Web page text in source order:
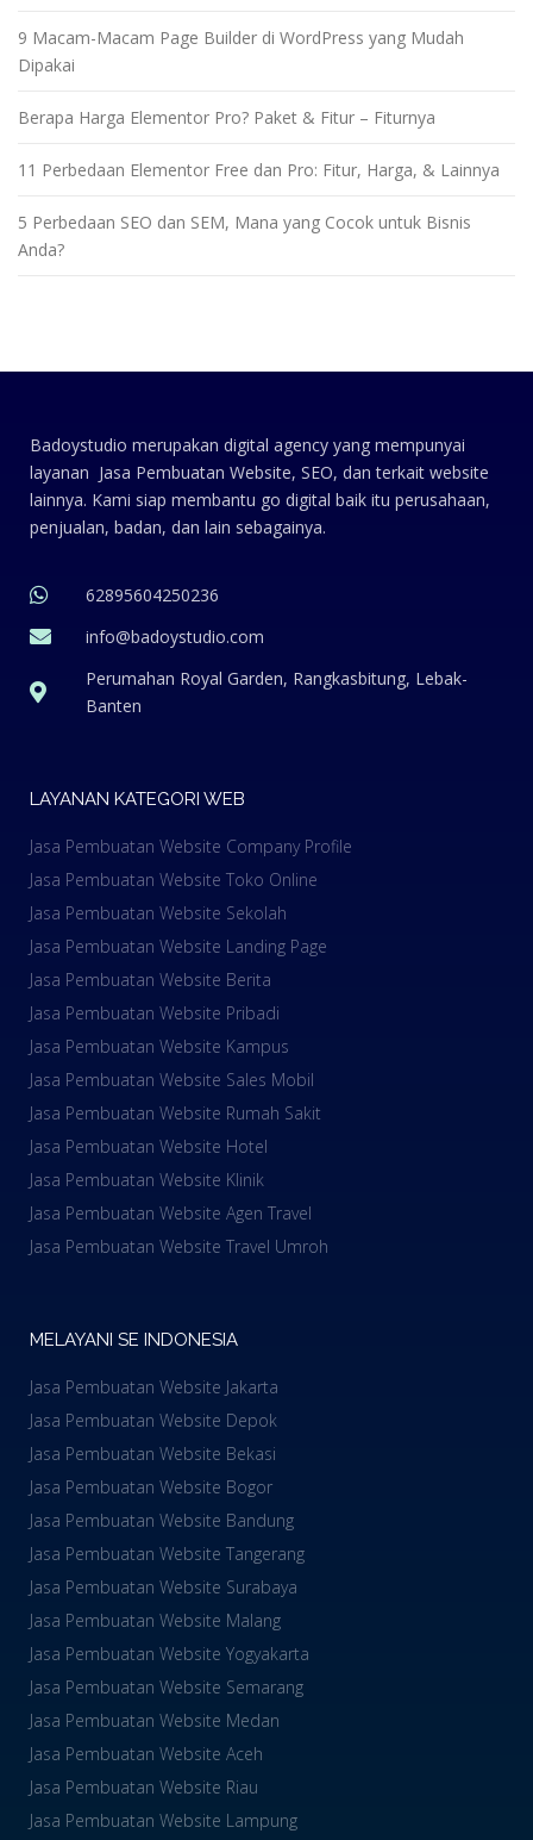
9 Macam-Macam Page Builder di WordPress yang Mudah
Dipakai
Berapa Harga Elementor Pro? Paket & Fitur – Fiturnya
11 Perbedaan Elementor Free dan Pro: Fitur, Harga, & Lainnya
5 Perbedaan SEO dan SEM, Mana yang Cocok untuk Bisnis
Anda?
Badoystudio merupakan digital agency yang mempunyai
layanan Jasa Pembuatan Website, SEO, dan terkait website
lainnya. Kami siap membantu go digital baik itu perusahaan,
penjualan, badan, dan lain sebagainya.
62895604250236
info@badoystudio.com
Perumahan Royal Garden, Rangkasbitung, Lebak-
Banten
LAYANAN KATEGORI WEB
Jasa Pembuatan Website Company Profile
Jasa Pembuatan Website Toko Online
Jasa Pembuatan Website Sekolah
Jasa Pembuatan Website Landing Page
Jasa Pembuatan Website Berita
Jasa Pembuatan Website Pribadi
Jasa Pembuatan Website Kampus
Jasa Pembuatan Website Sales Mobil
Jasa Pembuatan Website Rumah Sakit
Jasa Pembuatan Website Hotel
Jasa Pembuatan Website Klinik
Jasa Pembuatan Website Agen Travel
Jasa Pembuatan Website Travel Umroh
MELAYANI SE INDONESIA
Jasa Pembuatan Website Jakarta
Jasa Pembuatan Website Depok
Jasa Pembuatan Website Bekasi
Jasa Pembuatan Website Bogor
Jasa Pembuatan Website Bandung
Jasa Pembuatan Website Tangerang
Jasa Pembuatan Website Surabaya
Jasa Pembuatan Website Malang
Jasa Pembuatan Website Yogyakarta
Jasa Pembuatan Website Semarang
Jasa Pembuatan Website Medan
Jasa Pembuatan Website Aceh
Jasa Pembuatan Website Riau
Jasa Pembuatan Website Lampung